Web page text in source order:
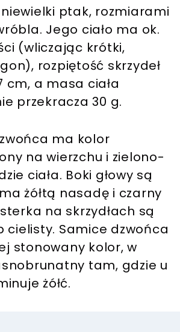
ptak, rozmiarami
Jego ciało ma ok.
(wliczając krótki,
rozpiętość skrzydeł
cm, a masa ciała
przekracza 30 g.
ma kolor
na wierzchu i zielono-
ciała. Boki głowy są
żółtą nasadę i czarny
na skrzydłach są
cielisty. Samice dzwońca
stonowany kolor, w
tam, gdzie u
żółć.